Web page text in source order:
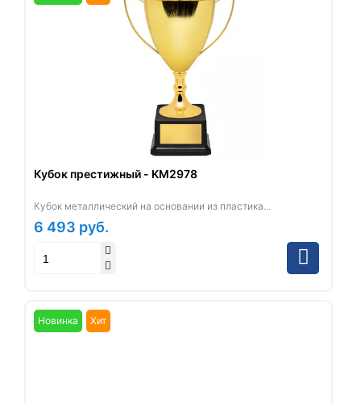
Кубок престижный - KM2978
Кубок металлический на основании из пластика...
6 493 руб.
Новинка Хит